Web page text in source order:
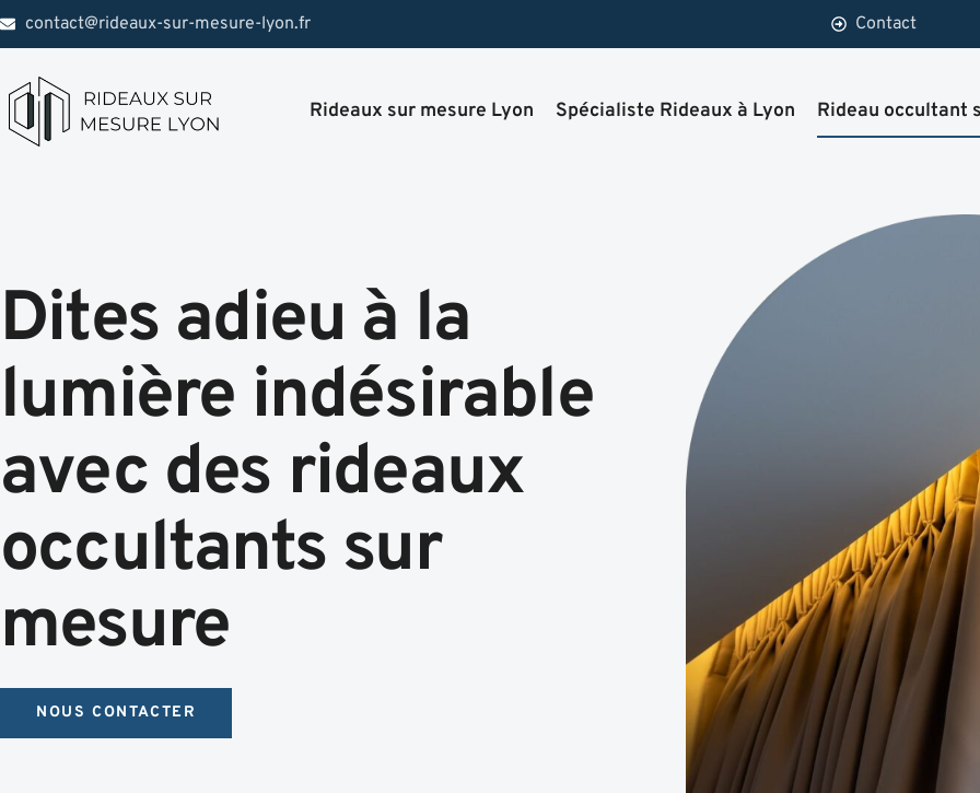
contact@rideaux-sur-mesure-lyon.fr Contact
Rideaux sur mesure Lyon Spécialiste Rideaux à Lyon Rideau occultant
Dites adieu à la
lumière indésirable
avec des rideaux
occultants sur
mesure
NOUS CONTACTER